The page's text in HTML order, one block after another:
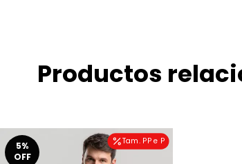
Productos
Tam. PP e P
5%
OFF